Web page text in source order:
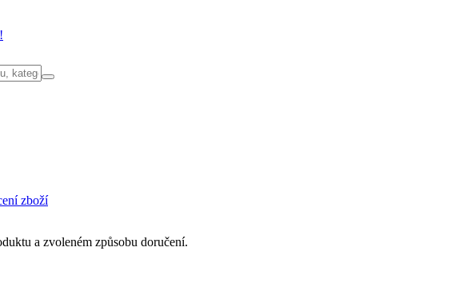
zboží
a zvoleném způsobu doručení.